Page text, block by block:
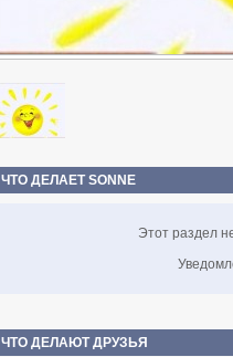
ЧТО ДЕЛАЕТ SONNE
Этот раздел
ЧТО ДЕЛАЮТ ДРУЗЬЯ